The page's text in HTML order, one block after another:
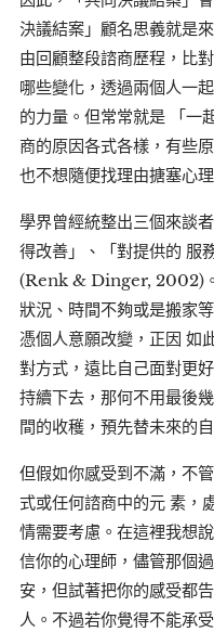
決議結案」顧名思義就是
由回顧整段諮商歷程，比
哪些變化，透過兩個人一
的力量。但常常就是 「一
商的原因各式各樣，有些
也不想隨便找理由搪塞心理
學界曾經統整出三個來談
得改善」、「對提供的 服
(Renk & Dinger, 2002)
狀況、時間不夠或是搬家
憑個人意願改變，正因 如
對方式，遠比自己面對更
持續下去，那何不用最後
間的收穫，預先替未來的
但假如你感受到不滿，不
式或任何諮商中的元 素，
情需要考慮。在這裡我想
信你的心理師，儘管那個
安，但試著把你的感受都
人。不過若你覺得不能承